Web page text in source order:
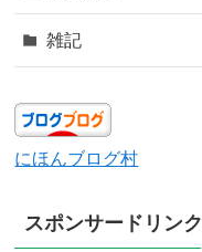
雑記
にほんブログ村
スポンサードリンク